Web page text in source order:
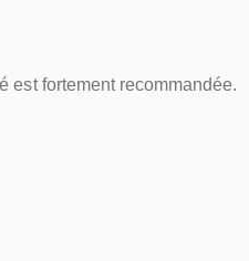
est fortement recommandée.